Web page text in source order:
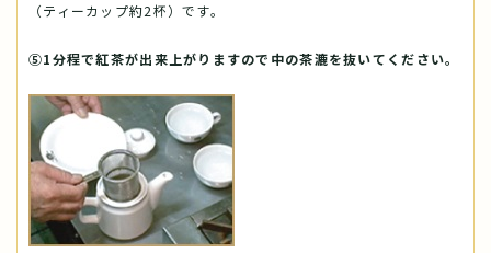
（ティーカップ約2杯）です。
⑤1分程で紅茶が出来上がりますので中の茶漉を抜いてください。